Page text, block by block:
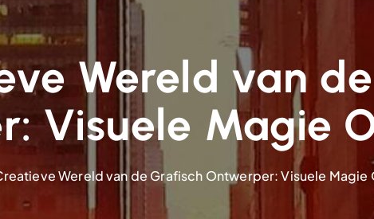
Wereld van
Visuele Magie
Wereld van de Grafisch Ontwerper: Visuele Magie